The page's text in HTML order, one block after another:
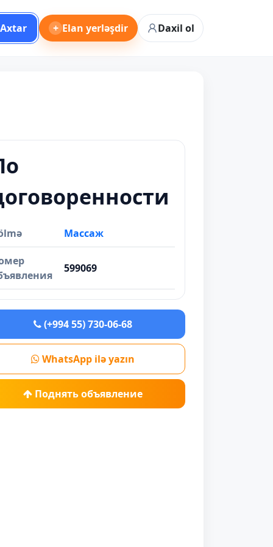
Axtar + Elan yerləşdir Daxil ol
Массаж
599069
(+994 55) 730-06-68
WhatsApp ilə yazın
Поднять объявление